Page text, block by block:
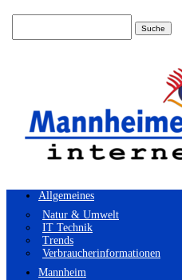
Allgemeines
Natur & Umwelt
IT Technik
Trends
Verbraucherinformationen
Mannheim